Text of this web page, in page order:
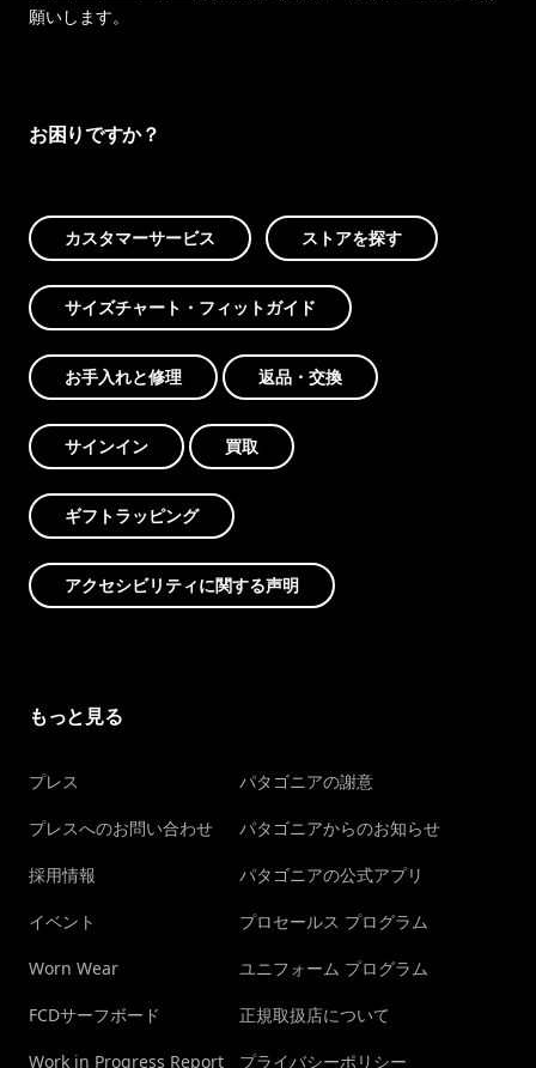
願いします。
お困りですか？
カスタマーサービス ストアを探す
サイズチャート・フィットガイド
お手入れと修理 返品・交換
サインイン 買取
ギフトラッピング
アクセシビリティに関する声明
もっと見る
プレス
プレスへのお問い合わせ
採用情報
イベント
Worn Wear
FCDサーフボード
Work in Progress Report
パタゴニアの謝意
パタゴニアからのお知らせ
パタゴニアの公式アプリ
プロセールス プログラム
ユニフォーム プログラム
正規取扱店について
プライバシーポリシー